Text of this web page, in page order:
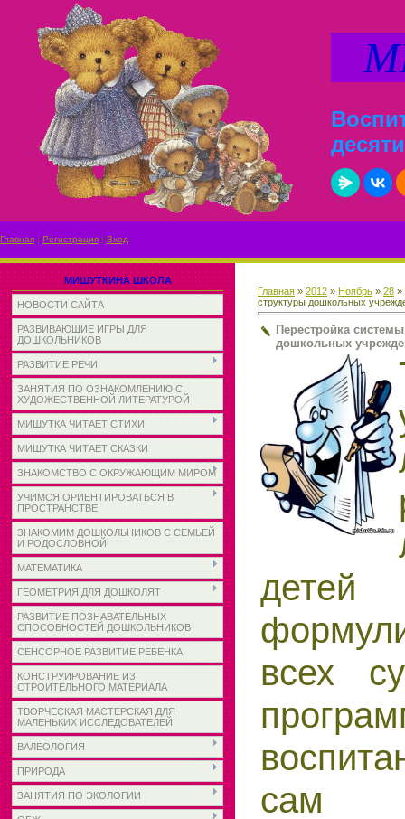
Главная | Регистрация | Вход
МИШУТКИНА ШКОЛА
НОВОСТИ САЙТА
РАЗВИВАЮЩИЕ ИГРЫ ДЛЯ
ДОШКОЛЬНИКОВ
РАЗВИТИЕ РЕЧИ
ЗАНЯТИЯ ПО ОЗНАКОМЛЕНИЮ С
ХУДОЖЕСТВЕННОЙ ЛИТЕРАТУРОЙ
МИШУТКА ЧИТАЕТ СТИХИ
МИШУТКА ЧИТАЕТ СКАЗКИ
ЗНАКОМСТВО С ОКРУЖАЮЩИМ МИРОМ
УЧИМСЯ ОРИЕНТИРОВАТЬСЯ В
ПРОСТРАНСТВЕ
ЗНАКОМИМ ДОШКОЛЬНИКОВ С СЕМЬЕЙ
И РОДОСЛОВНОЙ
МАТЕМАТИКА
ГЕОМЕТРИЯ ДЛЯ ДОШКОЛЯТ
РАЗВИТИЕ ПОЗНАВАТЕЛЬНЫХ
СПОСОБНОСТЕЙ ДОШКОЛЬНИКОВ
СЕНСОРНОЕ РАЗВИТИЕ РЕБЕНКА
КОНСТРУИРОВАНИЕ ИЗ
СТРОИТЕЛЬНОГО МАТЕРИАЛА
ТВОРЧЕСКАЯ МАСТЕРСКАЯ ДЛЯ
МАЛЕНЬКИХ ИССЛЕДОВАТЕЛЕЙ
ВАЛЕОЛОГИЯ
ПРИРОДА
ЗАНЯТИЯ ПО ЭКОЛОГИИ
Главная » 2012 » Ноябрь » 28 »
структуры дошкольных
Перестройка
дошкольных
детей
всех
сам